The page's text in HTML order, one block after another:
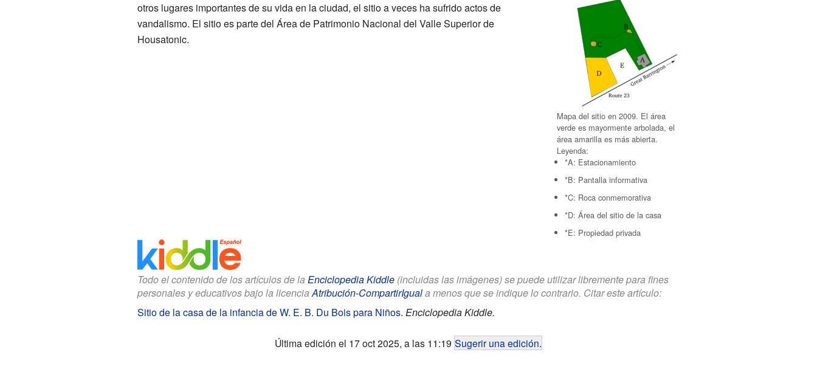
Mapa del sitio en 2009. El área
verde es mayormente arbolada, el
área amarilla es más abierta.
Leyenda:
*A: Estacionamiento
*B: Pantalla informativa
*C: Roca conmemorativa
*D: Área del sitio de la casa
*E: Propiedad privada
otros lugares importantes de su vida en la ciudad, el sitio a veces ha sufrido actos de
vandalismo. El sitio es parte del Área de Patrimonio Nacional del Valle Superior de
Housatonic.
Todo el contenido de los artículos de la Enciclopedia Kiddle(incluidas las imágenes) se puede utilizar libremente para fines
personales y educativos bajo la licenciaAtribución-CompartirIguala menos que se indique lo contrario. Citar este artículo:
Sitio de la casa de la infancia de W. E. B. Du Bois para Niños. Enciclopedia Kiddle.
Última edición el 17 oct 2025, a las 11:19 Sugerir una edición.